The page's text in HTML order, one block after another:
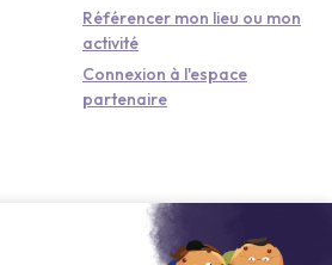
Référencer mon lieu ou mon
activité
Connexion à l'espace
partenaire